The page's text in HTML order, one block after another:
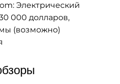
Электрический
000 долларов,
(возможно)